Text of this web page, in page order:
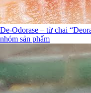
De-Odorase – từ chai
nhóm sản phẩm